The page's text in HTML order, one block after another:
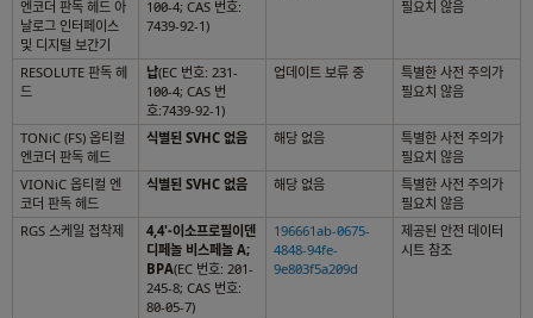
엔코더 판독 헤드 아
날로그 인터페이스
및 디지털 보간기
100-4; CAS 번호:
7439-92-1)
필요치 않음
RESOLUTE 판독 헤
드
납(EC 번호: 231-
100-4; CAS 번
호:7439-92-1)
업데이트 보류 중
특별한 사전 주의가
필요치 않음
TONiC (FS) 옵티컬
엔코더 판독 헤드
식별된 SVHC 없음 해당 없음
특별한 사전 주의가
필요치 않음
VIONiC 옵티컬 엔
코더 판독 헤드
식별된 SVHC 없음 해당 없음
특별한 사전 주의가
필요치 않음
RGS 스케일 접착제
4,4'-이소프로필이덴
디페놀 비스페놀 A;
BPA(EC 번호: 201-
245-8; CAS 번호:
80-05-7)
196661ab-0675-
4848-94fe-
9e803f5a209d
제공된 안전 데이터
시트 참조